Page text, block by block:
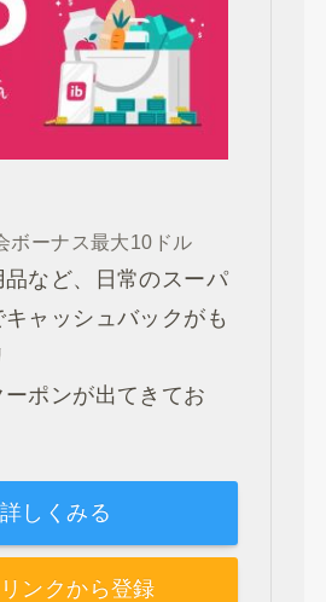
ボーナス最大10ドル
など、日常のスーパ
ャッシュバックがも
ポンが出てきてお
詳しくみる
ンクから登録